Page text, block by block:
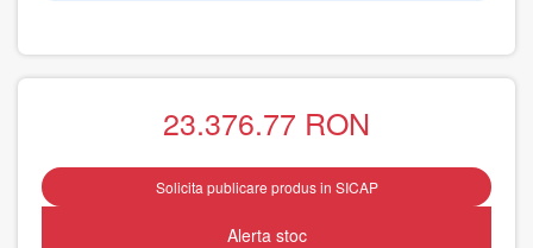
23.376.77 RON
Solicita publicare produs in SICAP
Alerta stoc